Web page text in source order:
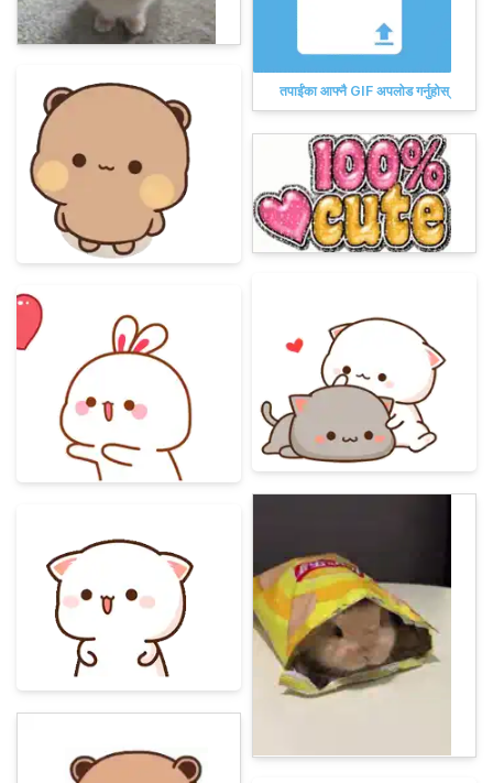
तपाईंका आफ्नै GIF अपलोड गर्नुहोस्